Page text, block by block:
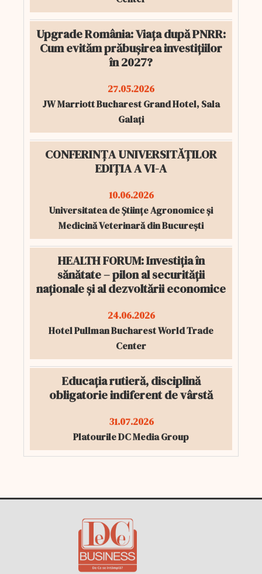
Upgrade România: Viața după PNRR:
Cum evităm prăbușirea investițiilor
în 2027?
27.05.2026
JW Marriott Bucharest Grand Hotel, Sala
Galați
CONFERINȚA UNIVERSITĂȚILOR
EDIȚIA A VI-A
10.06.2026
Universitatea de Științe Agronomice și
Medicină Veterinară din București
HEALTH FORUM: Investiția în
sănătate – pilon al securității
naționale și al dezvoltării economice
24.06.2026
Hotel Pullman Bucharest World Trade
Center
Educația rutieră, disciplină
obligatorie indiferent de vârstă
31.07.2026
Platourile DC Media Group